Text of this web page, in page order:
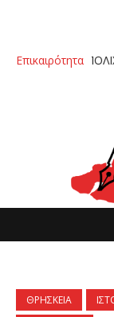
ΕπικαιρότηταΜΙΑ
ΘΡΗΣΚΕΙΑ